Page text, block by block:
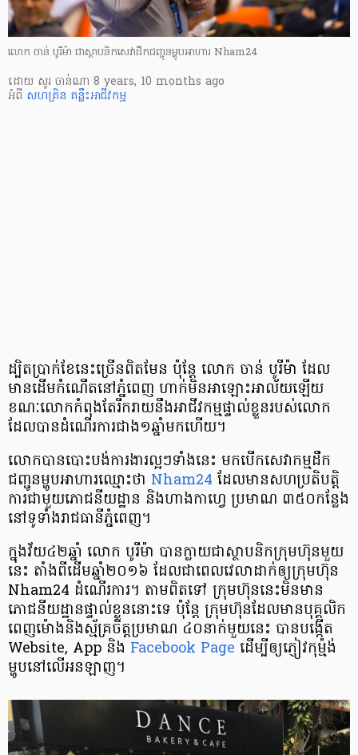
លោក ចាន់ បូរីម៉ា ជា​ស្ថាបនិក​សេវា​ដឹក​ជញ្ជូន​ម្ហូប​អាហារ Nham24
ដោយ សូរ ចាន់ណា 8 years, 10 months ago
អំពី សហគ្រិន គន្លឹះអាជីវកម្ម
ដ្បិត​ប្រាក់​ខែ​នេះ​ច្រើន​ពិត​មែន ប៉ុន្តែ លោក ចាន់ បូរីម៉ា ដែល​
មាន​ដើម​កំណើត​នៅ​ភ្នំពេញ ហាក់​មិន​អាឡោះ​អាល័យ​ឡើយ
ខណៈ​លោក​កំពុងតែ​រីករាយ​នឹង​អាជីវកម្ម​ផ្ទាល់​ខ្លួន​របស់​លោក
ដែល​បាន​ដំណើរការ​ជាង​​១​ឆ្នាំ​មក​ហើយ។
លោក​បាន​បោះបង់​ការងារ​ល្អៗ​ទាំង​នេះ មក​បើក​សេវាកម្ម​ដឹក​
ជញ្ជូន​ម្ហូប​អាហារ​ឈ្មោះ​ថា Nham24 ដែល​មាន​សហប្រតិបត្តិ
ការ​ជាមួយ​ភោជនីយដ្ឋាន និង​ហាង​កាហ្វេ ប្រមាណ ៣៥០​កន្លែង
នៅ​ទូទាំង​រាជ​ធានី​​ភ្នំពេញ។
ក្នុង​វ័យ​៤២​ឆ្នាំ​ លោក បូរីម៉ា បាន​ក្លាយ​ជា​ស្ថាបនិក​ក្រុមហ៊ុន​មួយ​
នេះ តាំង​ពី​ដើម​ឆ្នាំ​២០១៦ ដែល​ជា​ពេល​វេលា​ដាក់​ឲ្យ​ក្រុមហ៊ុន
Nham24 ដំណើរការ។ តាម​ពិត​ទៅ ក្រុមហ៊ុន​នេះ​មិន​មាន​
ភោជនីយដ្ឋាន​ផ្ទាល់​ខ្លួន​នោះ​​ទេ ប៉ុន្តែ ក្រុមហ៊ុន​ដែល​មាន​បុគ្គលិក​
ពេញ​ម៉ោង​និង​ស្ម័គ្រ​ចិត្ត​ប្រមាណ ៤០​នាក់​មួយ​នេះ បាន​បង្កើត
Website, App និង Facebook Page ដើម្បី​ឲ្យ​ភ្ញៀវ​កុម៉្មង់​
ម្ហូប​នៅ​លើ​អនឡាញ។